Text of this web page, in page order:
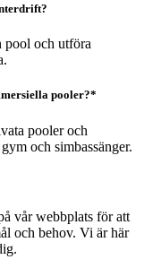
pool och utföra
pooler?*
pooler och
och simbassänger.
vår webbplats för att
och behov. Vi är här